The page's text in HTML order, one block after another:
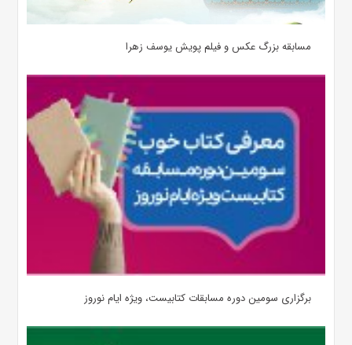
مسابقه بزرگ عکس و فیلم پویش یوسف زهرا
برگزاری سومین دوره مسابقات کتابیست، ویژه ایام نوروز